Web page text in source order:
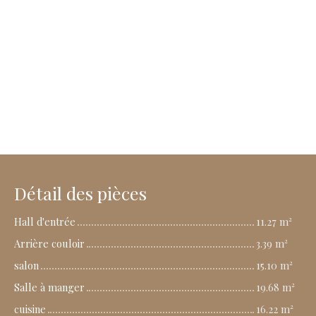
Détail des pièces
Hall d'entrée
11.27 m²
Arrière couloir
3.39 m²
salon
15.10 m²
Salle à manger
19.68 m²
cuisine
16.22 m²